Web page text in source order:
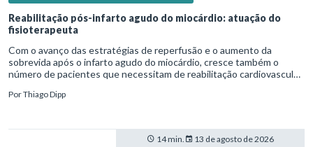
Reabilitação pós-infarto agudo do miocárdio: atuação do
fisioterapeuta
Com o avanço das estratégias de reperfusão e o aumento da
sobrevida após o infarto agudo do miocárdio, cresce também o
número de pacientes que necessitam de reabilitação cardiovascular
PorThiago Dipp
14 min. 13 de agosto de 2026